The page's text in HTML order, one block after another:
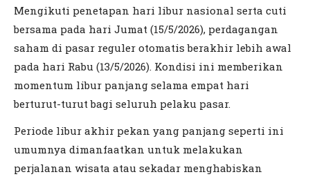
Mengikuti penetapan hari libur nasional serta cuti
bersama pada hari Jumat (15/5/2026), perdagangan
saham di pasar reguler otomatis berakhir lebih awal
pada hari Rabu (13/5/2026). Kondisi ini memberikan
momentum libur panjang selama empat hari
berturut-turut bagi seluruh pelaku pasar.
Periode libur akhir pekan yang panjang seperti ini
umumnya dimanfaatkan untuk melakukan
perjalanan wisata atau sekadar menghabiskan